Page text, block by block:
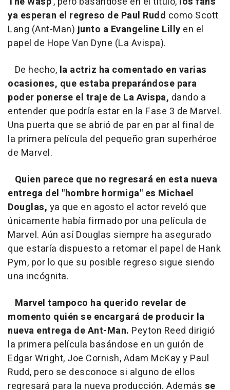
ya esperan el regreso de Paul Rudd como Scott
Lang (Ant-Man)junto a Evangeline Lilly en el
papel de Hope Van Dyne (La Avispa).
De hecho, la actriz ha comentado en varias
ocasiones, que estaba preparándose para
poder ponerse el traje de La Avispa, dando a
entender que podría estar en la Fase 3 de Marvel.
Una puerta que se abrió de par en par al final de
la primera película del pequeño gran superhéroe
de Marvel.
Quien parece que no regresará en esta nueva
entrega del "hombre hormiga" es Michael
Douglas, ya que en agosto el actor reveló que
únicamente había firmado por una película de
Marvel. Aún así Douglas siempre ha asegurado
que estaría dispuesto a retomar el papel de Hank
Pym, por lo que su posible regreso sigue siendo
una incógnita.
Marvel tampoco ha querido revelar de
momento quién se encargará de producir la
nueva entrega de Ant-Man. Peyton Reed dirigió
la primera película basándose en un guión de
Edgar Wright, Joe Cornish, Adam McKay y Paul
Rudd, pero se desconoce si alguno de ellos
regresará para la nueva producción. Además se